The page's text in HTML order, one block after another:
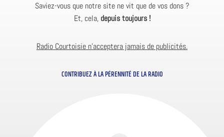
Saviez-vous que notre site ne vit que de vos dons ?
Et, cela, depuis toujours !
Radio Courtoisie n’acceptera jamais de publicités.
CONTRIBUEZ À LA PÉRENNITÉ DE LA RADIO